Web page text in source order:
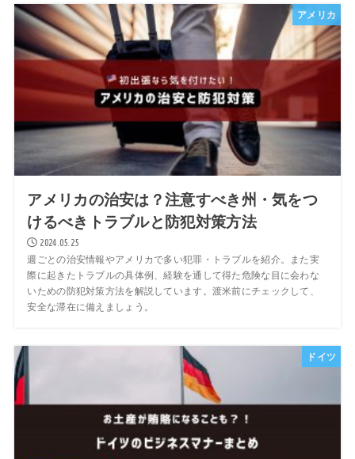
アメリカ
アメリカの治安は？注意すべき州・気をつ
けるべきトラブルと防犯対策方法
2024.05.25
週ごとの治安情報やアメリカで多い犯罪・トラブルを紹介。また実
際に起きたトラブルの具体例、経験を通して得た危険な目に会わな
いための防犯対策方法を解説しています。渡米前にチェックして、
安全な滞在に備えましょう。
ドイツ